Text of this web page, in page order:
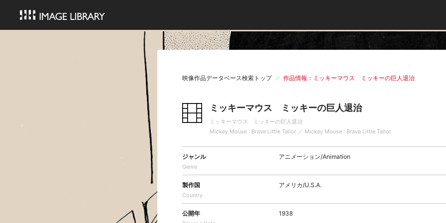
映像作品データベース検索トップ 作品情報：ミッキーマウス ミッキーの巨人退治
ミッキーマウス ミッキーの巨人退治
ミッキーマウス ミッキーの巨人退治
Mickey Mouse : Brave Little Tailor ／ Mickey Mouse : Brave Little Tailor
ジャンル
Genre
アニメーション/Animation
製作国
Country
アメリカ/U.S.A.
公開年 1938